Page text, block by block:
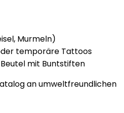
Murmeln)
temporäre Tattoos
mit Buntstiften
an umweltfreundlichen